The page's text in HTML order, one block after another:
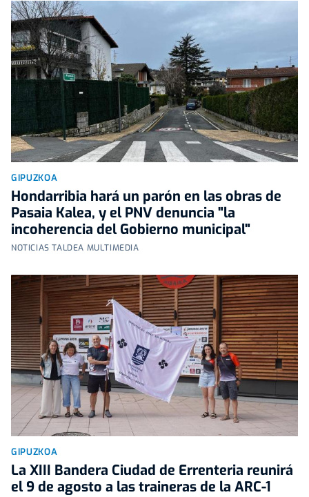
GIPUZKOA
Hondarribia hará un parón en las obras de
Pasaia Kalea, y el PNV denuncia "la
incoherencia del Gobierno municipal"
NOTICIAS TALDEA MULTIMEDIA
GIPUZKOA
La XIII Bandera Ciudad de Errenteria reunirá
el 9 de agosto a las traineras de la ARC-1